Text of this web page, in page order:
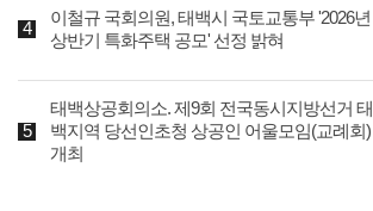
이철규 국회의원, 태백시 국토교통부 '2026년
상반기 특화주택 공모' 선정 밝혀
태백상공회의소. 제9회 전국동시지방선거 태
백지역 당선인초청 상공인 어울모임(교례회)
개최